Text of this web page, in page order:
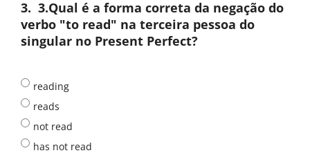
3. 3.Qual é a forma correta da negação do
verbo "to read" na terceira pessoa do
singular no Present Perfect?
reading
reads
not read
has not read